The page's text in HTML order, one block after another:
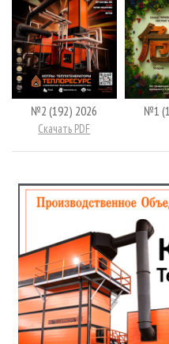
№2 (192) 2026
Скачать PDF
№1